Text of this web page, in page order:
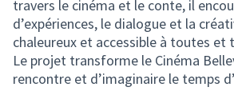
travers le cinéma et le conte, il
d’expériences, le dialogue et la
chaleureux et accessible à toutes et
Le projet transforme le Cinéma
rencontre et d’imaginaire le temps